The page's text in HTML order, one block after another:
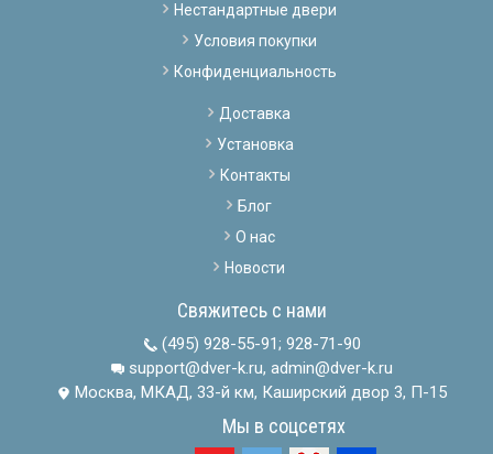
Нестандартные двери
Условия покупки
Конфиденциальность
Доставка
Установка
Контакты
Блог
О нас
Новости
Свяжитесь с нами
(495) 928-55-91; 928-71-90
support@dver-k.ru, admin@dver-k.ru
Москва, МКАД, 33-й км, Каширский двор 3, П-15
Мы в соцсетях